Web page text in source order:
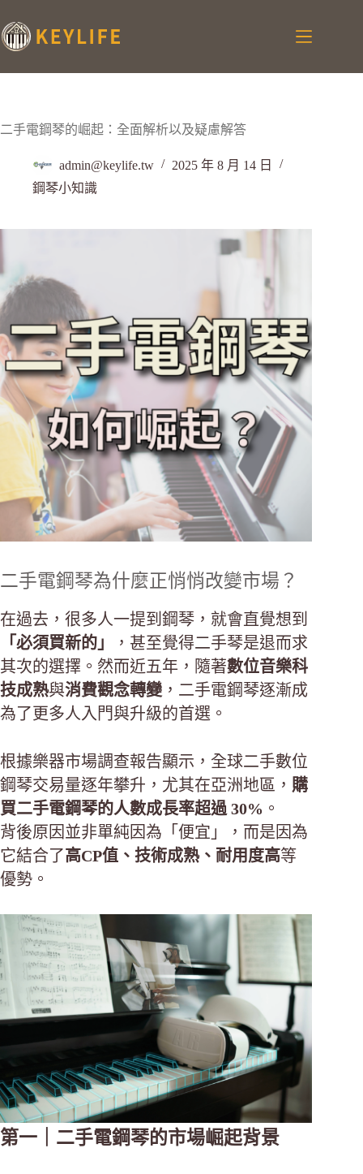
二手電鋼琴的崛起：全面解析以及疑慮解答
admin@keylife.tw
2025 年 8 月 14 日
鋼琴小知識
二手電鋼琴為什麼正悄悄改變市場？
在過去，很多人一提到鋼琴，就會直覺想到
「必須買新的」
，甚至覺得二手琴是退而求
其次的選擇。然而近五年，隨著數位音樂科
技成熟與消費觀念轉變 ，二手電鋼琴逐漸成
為了更多人入門與升級的首選。
根據樂器市場調查報告顯示，全球二手數位
鋼琴交易量逐年攀升，尤其在亞洲地區， 購
買二手電鋼琴的人數成長率超過 30% 。
背後原因並非單純因為「便宜」，而是因為
它結合了高CP值、技術成熟、耐用度高等
優勢。
第一｜二手電鋼琴的市場崛起背景